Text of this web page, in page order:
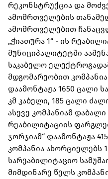
რეკონსტრუქცია და
ამომრთველების
ამომრთველებით
„ჭიათურა 1“ - ის
მუნიციპალიტეტში
საკაბელო
მდგომარეობით
დაამონტაჟა 1650 ცალი
კმ კაბელი, 185 ცალი
ასევე კომპანიამ დაბალი
რეაბილიტაციის
ჯორჯიამ“ დაამონტაჟა
კომპანია ახორციელებს
სარეაბილიტაციო
მიმდინარე წელს